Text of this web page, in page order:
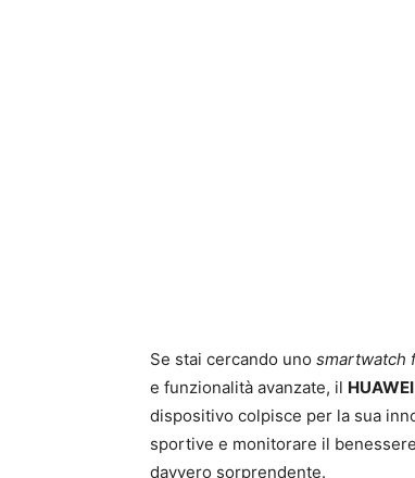
Se stai cercando uno smartwatch
e funzionalità avanzate, il
dispositivo colpisce per la sua
sportive e monitorare il
davvero sorprendente.